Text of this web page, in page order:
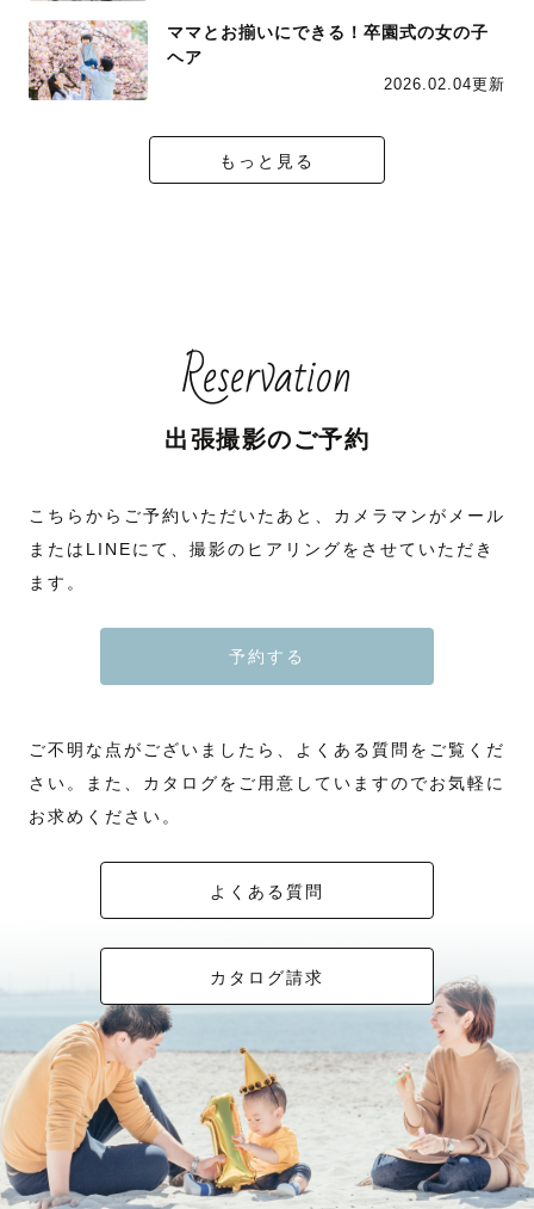
ママとお揃いにできる！卒園式の女の子
ヘア
2026.02.04更新
もっと見る
Reservation
出張撮影のご予約
こちらからご予約いただいたあと、カメラマンがメール
またはLINEにて、撮影のヒアリングをさせていただき
ます。
予約する
ご不明な点がございましたら、よくある質問をご覧くだ
さい。また、カタログをご用意していますのでお気軽に
お求めください。
よくある質問
カタログ請求